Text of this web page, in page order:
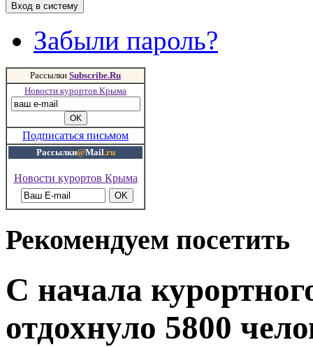
Забыли пароль?
Рассылки Subscribe.Ru
Новости курортов Крыма
Подписаться письмом
Рассылки@Mail.ru
Новости курортов Крыма
Рекомендуем посетить
С начала
отдохнуло 5800